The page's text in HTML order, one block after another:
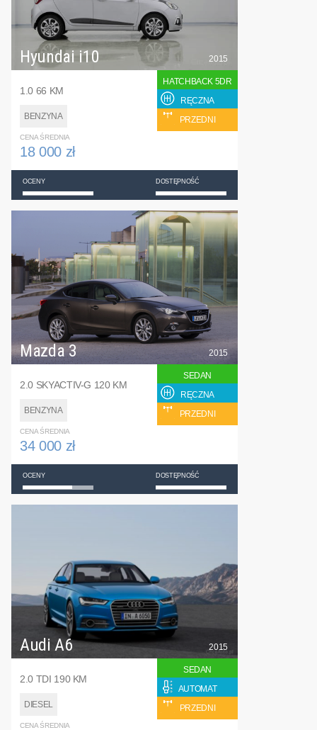
Hyundai i10
1.0 66 KM
BENZYNA
2015
HATCHBACK 5DR
RĘCZNA
PRZEDNI
CENA ŚREDNIA
18 000 zł
OCENY DOSTĘPNOŚĆ
Mazda 3
2.0 SKYACTIV-G 120 KM
BENZYNA
2015
SEDAN
RĘCZNA
PRZEDNI
CENA ŚREDNIA
34 000 zł
OCENY DOSTĘPNOŚĆ
Audi A6
2.0 TDI 190 KM
DIESEL
2015
SEDAN
AUTOMAT
PRZEDNI
CENA ŚREDNIA